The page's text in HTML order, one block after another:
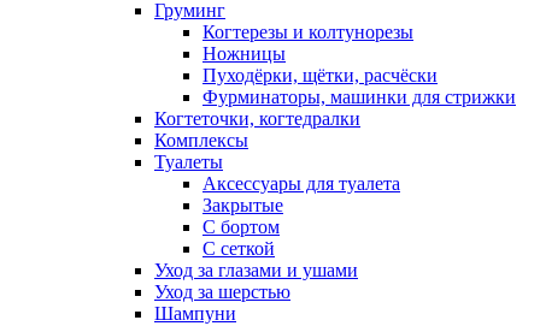
Груминг
Когтерезы и колтунорезы
Ножницы
Пуходёрки, щётки, расчёски
Фурминаторы, машинки для стрижки
Когтеточки, когтедралки
Комплексы
Туалеты
Аксессуары для туалета
Закрытые
С бортом
С сеткой
Уход за глазами и ушами
Уход за шерстью
Шампуни